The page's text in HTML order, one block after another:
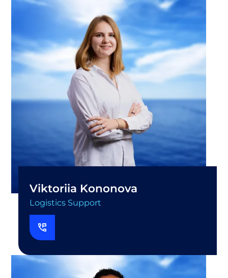
Viktoriia Kononova
Logistics Support